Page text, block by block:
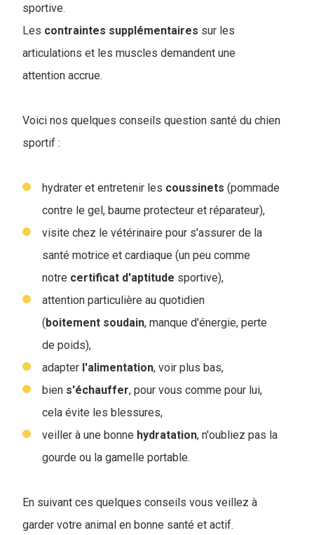
sportive.
Les contraintes supplémentaires sur les
articulations et les muscles demandent une
attention accrue.
Voici nos quelques conseils question santé du chien
sportif :
hydrater et entretenir les coussinets (pommade
contre le gel, baume protecteur et réparateur),
visite chez le vétérinaire pour s'assurer de la
santé motrice et cardiaque (un peu comme
notre certificat d'aptitude sportive),
attention particulière au quotidien
(boitement soudain, manque d'énergie, perte
de poids),
adapter l'alimentation, voir plus bas,
bien s'échauffer, pour vous comme pour lui,
cela évite les blessures,
veiller à une bonne hydratation, n'oubliez pas la
gourde ou la gamelle portable.
En suivant ces quelques conseils vous veillez à
garder votre animal en bonne santé et actif.